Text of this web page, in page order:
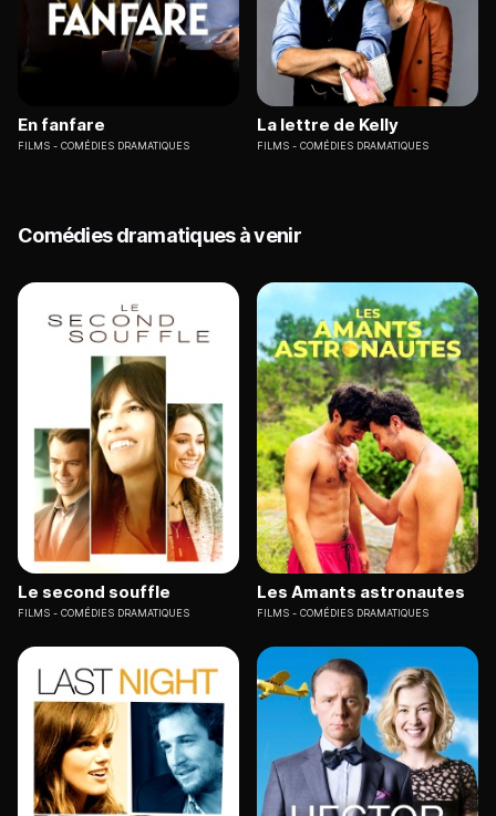
En fanfare
FILMS COMÉDIES DRAMATIQUES
La lettre de Kelly
FILMS COMÉDIES DRAMATIQUES
Comédies dramatiques à venir
Le second souffle
FILMS COMÉDIES DRAMATIQUES
Les Amants astronautes
FILMS COMÉDIES DRAMATIQUES